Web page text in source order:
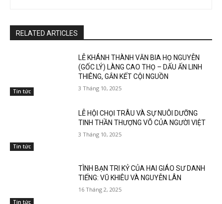
RELATED ARTICLES
Tin tức
LỄ KHÁNH THÀNH VĂN BIA HỌ NGUYỄN
(GỐC LÝ) LÀNG CAO THỌ – DẤU ẤN LINH
THIÊNG, GẮN KẾT CỘI NGUỒN
3 Tháng 10, 2025
Tin tức
LỄ HỘI CHỌI TRÂU VÀ SỰ NUÔI DƯỠNG
TINH THẦN THƯỢNG VÕ CỦA NGƯỜI VIỆT
3 Tháng 10, 2025
Tin tức
TÌNH BẠN TRI KỶ CỦA HAI GIÁO SƯ DANH
TIẾNG: VŨ KHIÊU VÀ NGUYỄN LÂN
16 Tháng 2, 2025